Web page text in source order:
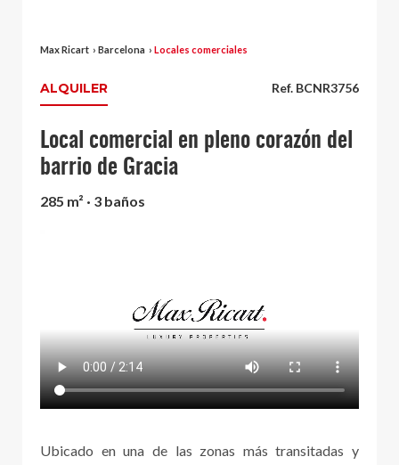
Max Ricart › Barcelona › Locales comerciales
ALQUILER Ref. BCNR3756
Local comercial en pleno corazón del
barrio de Gracia
285 m² · 3 baños
Ubicado en una de las zonas más transitadas y